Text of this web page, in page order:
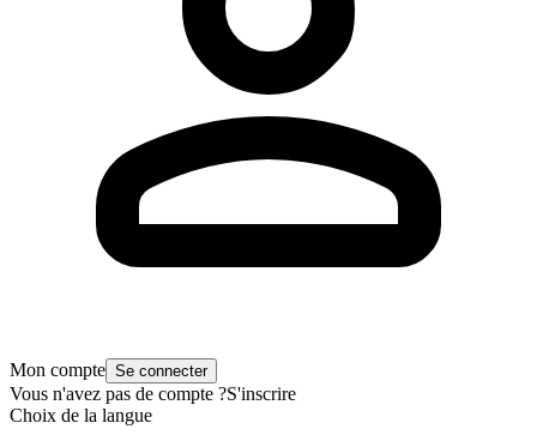
Mon compte Se connecter
Vous n'avez pas de compte ?S'inscrire
Choix de la langue